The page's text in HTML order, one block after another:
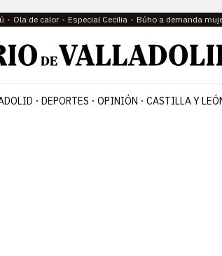
Ola de calor Especial Cecilia Búho a demanda
DEPORTES OPINIÓN CASTILLA Y